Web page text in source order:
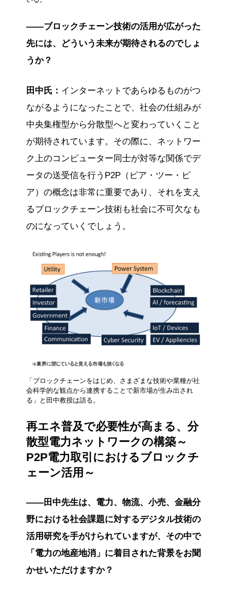
——ブロックチェーン技術の活用が広がった
先には、どういう未来が期待されるのでしょ
うか？
田中氏： インターネットであらゆるものがつ
ながるようになったことで、社会の仕組みが
中央集権型から分散型へと変わっていくこと
が期待されています。その際に、ネットワー
ク上のコンピューター同士が対等な関係でデ
ータの送受信を行うP2P（ピア・ツー・ピ
ア）の概念は非常に重要であり、それを支え
るブロックチェーン技術も社会に不可欠なも
のになっていくでしょう。
「ブロックチェーンをはじめ、さまざまな技術や業種が社
会科学的な観点から連携することで新市場が生み出され
る」と田中教授は語る。
再エネ普及で必要性が高まる、分
散型電力ネットワークの構築～
P2P電力取引におけるブロックチ
ェーン活用～
——田中先生は、電力、物流、小売、金融分
野における社会課題に対するデジタル技術の
活用研究を手がけられていますが、その中で
「電力の地産地消」に着目された背景をお聞
かせいただけますか？